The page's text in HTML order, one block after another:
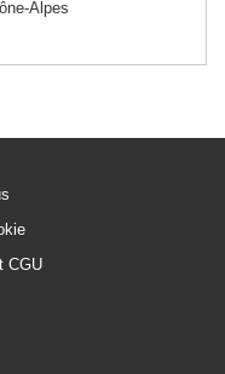
Alpes
CGU